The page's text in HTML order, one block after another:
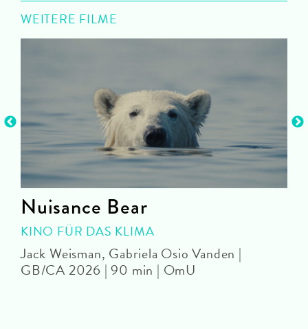
WEITERE FILME
Nuisance Bear
KINO FÜR DAS KLIMA
Jack Weisman, Gabriela Osio Vanden |
GB/CA 2026 | 90 min | OmU